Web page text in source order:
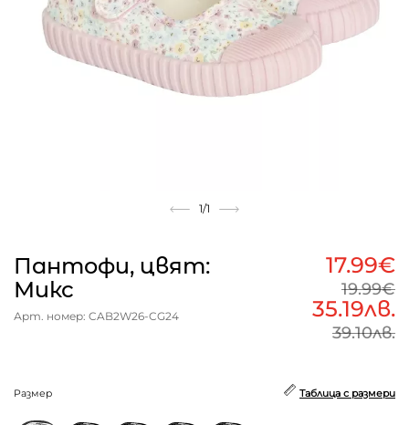
1/1
Пантофи, цвят:
Микс
Арт. номер: CAB2W26-CG24
17.99€
19.99€
35.19лв.
39.10лв.
Размер Таблица с размери